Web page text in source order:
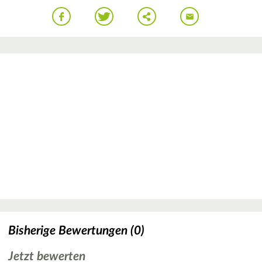
Bisherige Bewertungen (0)
Jetzt bewerten